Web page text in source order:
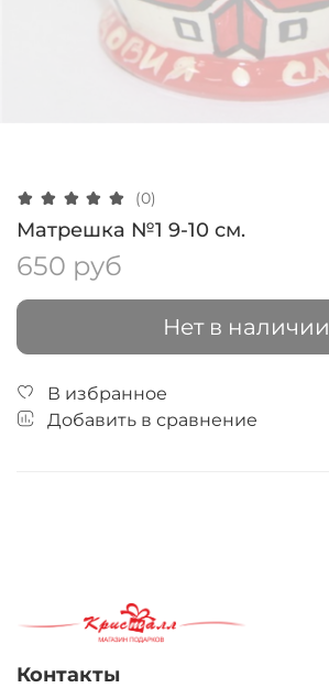
(0)
Матрешка №1 9-10 см.
650 руб
Нет в наличии
В избранное
Добавить в сравнение
Контакты